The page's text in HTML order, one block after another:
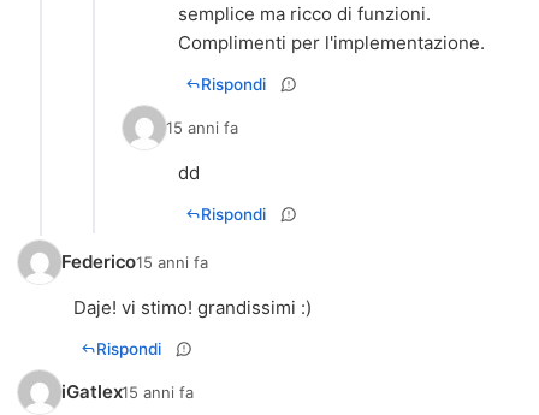
semplice ma ricco di funzioni.
Complimenti per l'implementazione.
Rispondi
15 anni fa
dd
Rispondi
Federico15 anni fa
Daje! vi stimo! grandissimi :)
Rispondi
iGatlex15 anni fa